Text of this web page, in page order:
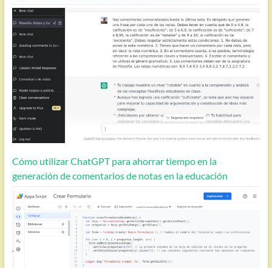
Cómo utilizar ChatGPT para ahorrar tiempo en la
generación de comentarios de notas en la educación